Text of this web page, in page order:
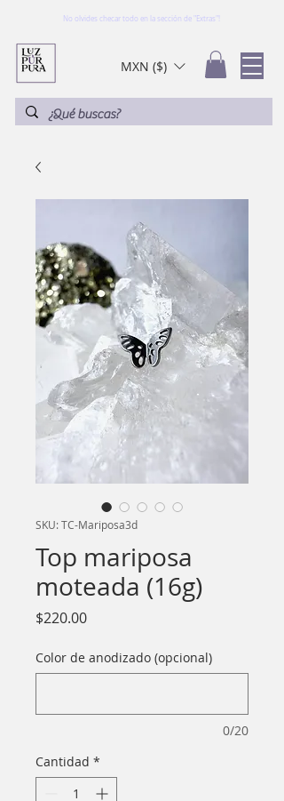
No olvides checar todo en la sección de "Extras"!
MXN ($)
SKU: TC-Mariposa3d
Top mariposa
moteada (16g)
$220.00Precio
Color de anodizado (opcional)
0/20
Cantidad *